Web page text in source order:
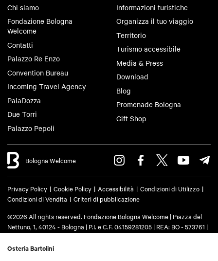
Osteria Bartolini
Chi siamo
Fondazione Bologna
Welcome
Contatti
Palazzo Re Enzo
Convention Bureau
Incoming Travel Agency
PalaDozza
Due Torri
Palazzo Pepoli
Informazioni turistiche
Organizza il tuo viaggio
Territorio
Turismo accessibile
Media & Press
Download
Blog
Promenade Bologna
Gift Shop
Bologna Welcome
Privacy Policy Cookie Policy Accessibilità
Condizioni di Utilizzo
Condizioni di Vendita
Criteri di pubblicazione
©2026 All rights reserved. Fondazione Bologna Welcome | Piazza del
Nettuno, 1, 40124 - Bologna | P.I. e C.F. 04159281205 | REA: BO - 573761 |
PEC:fondazionebolognawelcome@legalmail.it